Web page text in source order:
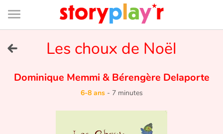
Connexion
Bibliothèque
de
page
Tester gratuitement
Les choux de Noël
Dominique Memmi &Bérengère Delaporte
6-8 ans- 7 minutes